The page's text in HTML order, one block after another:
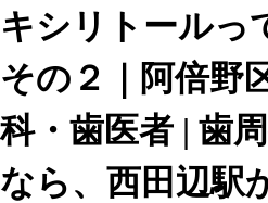
キシリトールっ
その２｜阿倍野
科・歯医者 | 歯
なら、西田辺駅